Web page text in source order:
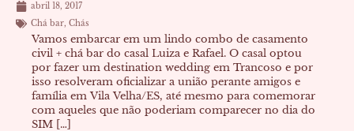
abril 18, 2017
Chá bar, Chás
Vamos embarcar em um lindo combo de casamento
civil + chá bar do casal Luiza e Rafael. O casal optou
por fazer um destination wedding em Trancoso e por
isso resolveram oficializar a união perante amigos e
família em Vila Velha/ES, até mesmo para comemorar
com aqueles que não poderiam comparecer no dia do
SIM […]